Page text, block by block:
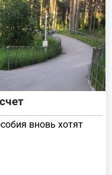
вновь хотят